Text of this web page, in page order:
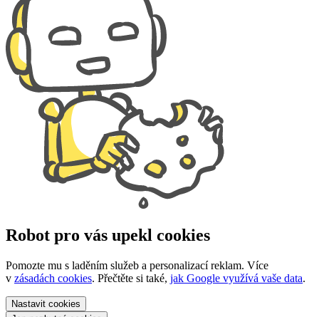
Robot pro vás upekl cookies
Pomozte mu s laděním služeb a personalizací reklam. Více
v zásadách cookies. Přečtěte si také, jak Google využívá vaše data.
Nastavit cookies